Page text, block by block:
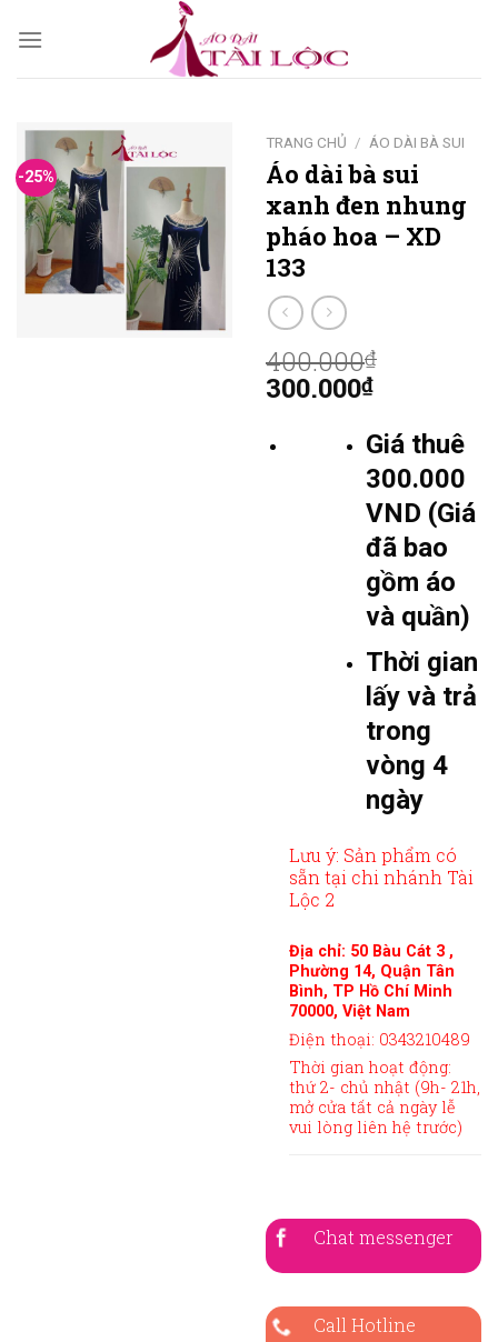
-25%
TRANG CHỦ / ÁO DÀI BÀ SUI
Áo dài bà sui
xanh đen nhung
pháo hoa – XD
133
400.000₫
300.000₫
Giá thuê
300.000
VND (Giá
đã bao
gồm áo
và quần)
Thời gian
lấy và trả
trong
vòng 4
ngày
Lưu ý: Sản phẩm có
sẵn tại chi nhánh Tài
Lộc 2
Địa chỉ: 50 Bàu Cát 3 ,
Phường 14, Quận Tân
Bình, TP Hồ Chí Minh
70000, Việt Nam
Điện thoại: 0343210489
Thời gian hoạt động:
thứ 2- chủ nhật (9h- 21h,
mở cửa tất cả ngày lễ
vui lòng liên hệ trước)
Chat messenger
Call Hotline